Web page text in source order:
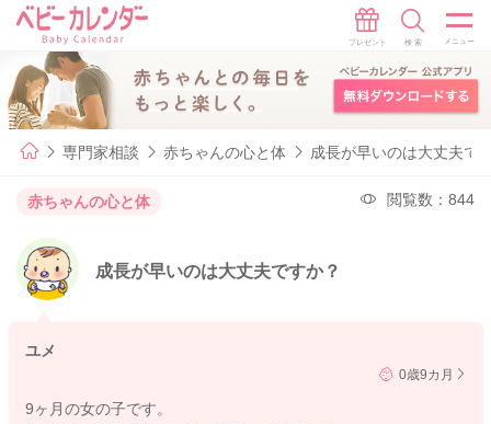
専門家相談 赤ちゃんの心と体 成長が早いのは大丈夫で
赤ちゃんの心と体 閲覧数：844
成長が早いのは大丈夫ですか？
ユメ
0歳9カ月
9ヶ月の女の子です。